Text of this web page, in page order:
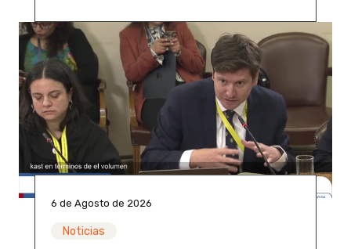
6 de Agosto de 2026
Noticias